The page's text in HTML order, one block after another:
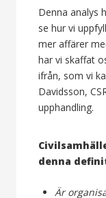
Denna analys
se hur vi
mer affärer
har vi skaffat
ifrån, som vi
Davidsson,
upphandling.
denna
Är